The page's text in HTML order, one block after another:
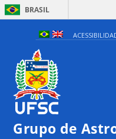
BRASIL
Grupo de